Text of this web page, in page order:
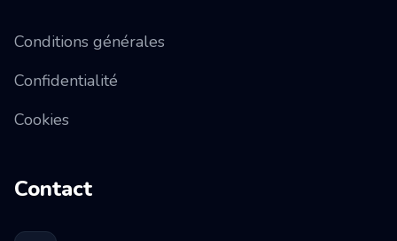
Conditions générales
Confidentialité
Cookies
Contact